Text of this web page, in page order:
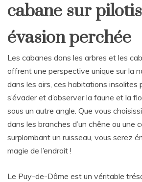
cabane sur
évasion perchée
Les cabanes dans les arbres et les
offrent une perspective unique sur la
dans les airs, ces habitations insolites
s’évader et d’observer la faune et la
sous un autre angle. Que vous
dans les branches d’un chêne ou une
surplombant un ruisseau, vous serez
magie de l’endroit !
Le Puy-de-Dôme est un véritable